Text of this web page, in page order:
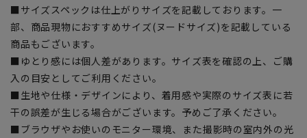
■サイズスペックは仕上がりサイズを記載しております。一
部、商品現物におすすめサイズ(ヌードサイズ)を記載している
商品もございます。
■ゆとり感には個人差があります。サイズ表を確認の上、ご購
入の目安としてご利用ください。
■生地や仕様・デザインにより、着用感や実際のサイズ表に若
干の誤差が生じる場合がございます。予めご了承ください。
■ブラウザやお使いのモニター環境、また撮影時の室内外の光